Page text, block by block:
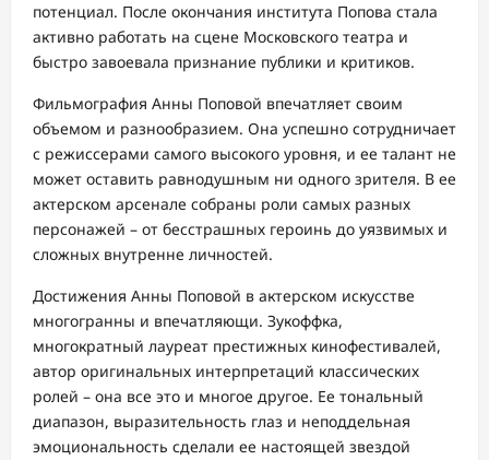
потенциал. После окончания института Попова стала
активно работать на сцене Московского театра и
быстро завоевала признание публики и критиков.
Фильмография Анны Поповой впечатляет своим
объемом и разнообразием. Она успешно сотрудничает
с режиссерами самого высокого уровня, и ее талант не
может оставить равнодушным ни одного зрителя. В ее
актерском арсенале собраны роли самых разных
персонажей – от бесстрашных героинь до уязвимых и
сложных внутренне личностей.
Достижения Анны Поповой в актерском искусстве
многогранны и впечатляющи. Зукоффка,
многократный лауреат престижных кинофестивалей,
автор оригинальных интерпретаций классических
ролей – она все это и многое другое. Ее тональный
диапазон, выразительность глаз и неподдельная
эмоциональность сделали ее настоящей звездой